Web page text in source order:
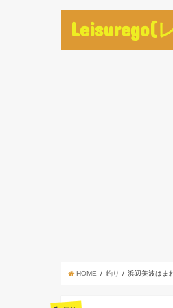
Leisurego(
HOME 釣り 浜辺美波はま